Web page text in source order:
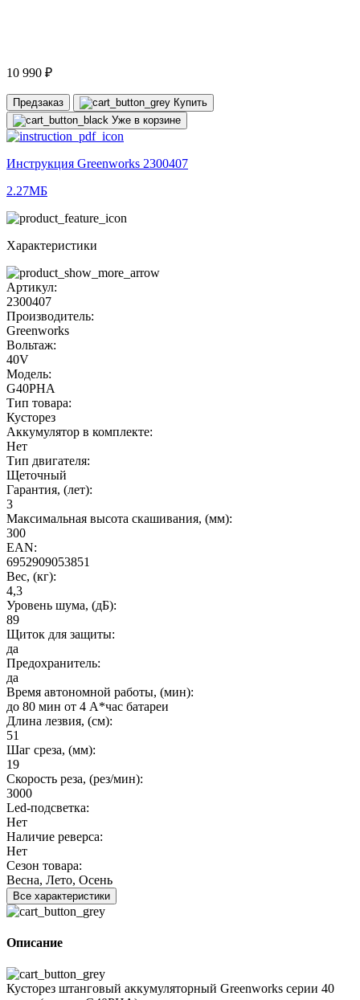
10 990 ₽
Предзаказ
Купить
Уже в корзине
Инструкция Greenworks 2300407
2.27МБ
Характеристики
Артикул:
2300407
Производитель:
Greenworks
Вольтаж:
40V
Модель:
G40PHA
Тип товара:
Кусторез
Аккумулятор в комплекте:
Нет
Тип двигателя:
Щеточный
Гарантия, (лет):
3
Максимальная высота скашивания, (мм):
300
EAN:
6952909053851
Вес, (кг):
4,3
Уровень шума, (дБ):
89
Щиток для защиты:
да
Предохранитель:
да
Время автономной работы, (мин):
до 80 мин от 4 А*час батареи
Длина лезвия, (см):
51
Шаг среза, (мм):
19
Скорость реза, (рез/мин):
3000
Led-подсветка:
Нет
Наличие реверса:
Нет
Сезон товара:
Весна, Лето, Осень
Все характеристики
Описание
Кусторез штанговый аккумуляторный Greenworks серии 40